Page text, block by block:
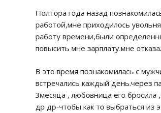
Полтора года назад
работой,мне приходилось
работу времени,были
повысить мне зарплату.мне
В это время познакомилась с
встречались каждый день.через
3месяца , любовница его
др др-чтобы как то выбраться из